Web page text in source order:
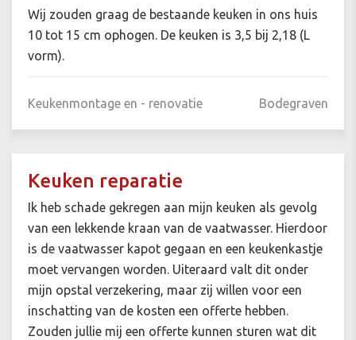
Wij zouden graag de bestaande keuken in ons huis
10 tot 15 cm ophogen. De keuken is 3,5 bij 2,18 (L
vorm).
Keukenmontage en - renovatie Bodegraven
Keuken reparatie
Ik heb schade gekregen aan mijn keuken als gevolg
van een lekkende kraan van de vaatwasser. Hierdoor
is de vaatwasser kapot gegaan en een keukenkastje
moet vervangen worden. Uiteraard valt dit onder
mijn opstal verzekering, maar zij willen voor een
inschatting van de kosten een offerte hebben.
Zouden jullie mij een offerte kunnen sturen wat dit